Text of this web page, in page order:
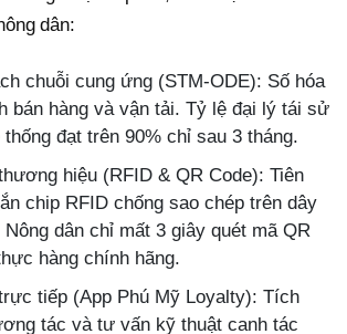
dân:
chuỗi cung ứng (STM-ODE): Số hóa
bán hàng và vận tải. Tỷ lệ đại lý tái sử
thống đạt trên 90% chỉ sau 3 tháng.
hiệu (RFID & QR Code): Tiên
chip RFID chống sao chép trên dây
Nông dân chỉ mất 3 giây quét mã QR
hàng chính hãng.
tiếp (App Phú Mỹ Loyalty): Tích
tác và tư vấn kỹ thuật canh tác